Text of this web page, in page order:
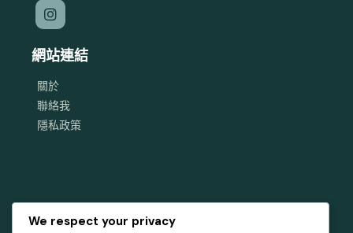
網站連結
關於
聯絡我
隱私政策
We respect your privacy